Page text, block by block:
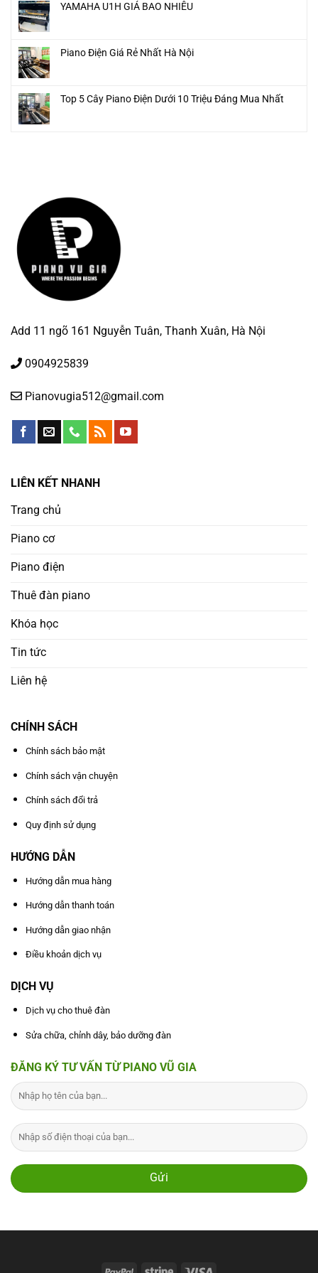
YAMAHA U1H GIÁ BAO NHIÊU
Piano Điện Giá Rẻ Nhất Hà Nội
Top 5 Cây Piano Điện Dưới 10 Triệu Đáng Mua Nhất
Add 11 ngõ 161 Nguyễn Tuân, Thanh Xuân, Hà Nội
0904925839
Pianovugia512@gmail.com
LIÊN KẾT NHANH
Trang chủ
Piano cơ
Piano điện
Thuê đàn piano
Khóa học
Tin tức
Liên hệ
CHÍNH SÁCH
Chính sách bảo mật
Chính sách vận chuyện
Chính sách đổi trả
Quy định sử dụng
HƯỚNG DẪN
Hướng dẫn mua hàng
Hướng dẫn thanh toán
Hướng dẫn giao nhận
Điều khoản dịch vụ
DỊCH VỤ
Dịch vụ cho thuê đàn
Sửa chữa, chỉnh dây, bảo dưỡng đàn
ĐĂNG KÝ TƯ VẤN TỪ PIANO VŨ GIA